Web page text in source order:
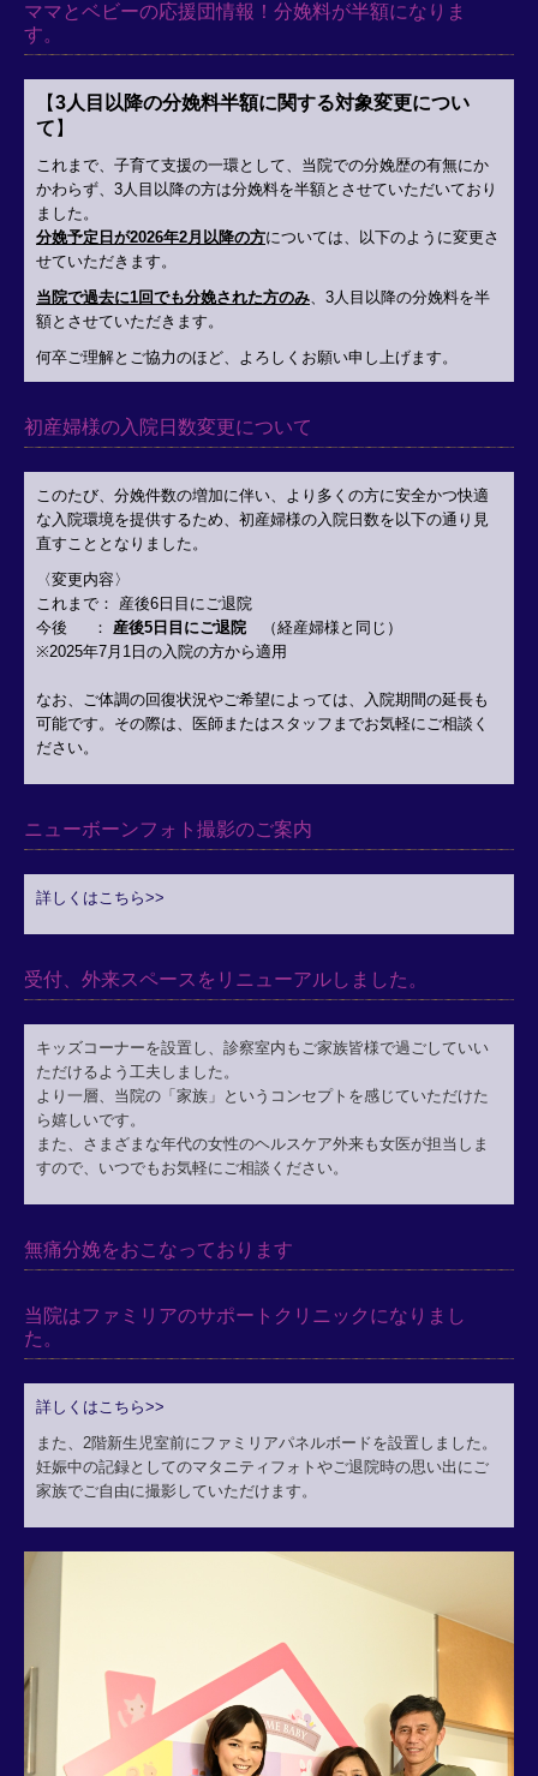
ママとベビーの応援団情報！分娩料が半額になりま
す。
【3人 目以降の分娩料半額に関する対象変更につい
て 】
これまで、 子育て支援の一環として、 当院での分娩歴の有無にか
かわらず、 3人目以降の方は分娩料を半額とさせていただいており
ました。
分娩予定日が2026年2月以降の方については、
以下のように変更さ
せていただきます。
当院で過去に1回でも分娩された方のみ、 3人目以降の分娩料を半
額とさせていただきます。
何卒ご理解とご協力のほど、よろしくお願い申し上げます。
初産婦様の入院日数変更について
このたび、分娩件数の増加に伴い、より多くの方に安全かつ快適
な入院環境を提供するため、初産婦様の入院日数を以下の通り見
直すこととなりました。
〈変更内容〉
これまで： 産後6 日目にご退院
今後 ： 産後5 日目にご退院
（経産婦様と同じ）
※2025年7月 1 日の入院の方から適用
なお、ご体調の回復状況やご希望によっては、入院期間の延長も
可能です。その際は、医師またはスタッフまでお気軽にご相談く
ださい。
ニューボーンフォト撮影のご案内
詳しくはこちら>>
受付、外来スペースをリニューアルしました。
キッズコーナーを設置し、診察室内もご家族皆様で過ごしていい
ただけるよう工夫しました。
より一層、当院の「家族」というコンセプトを感じていただけた
ら嬉しいです。
また、さまざまな年代の女性のヘルスケア外来も女医が担当しま
すので、いつでもお気軽にご相談ください。
無痛分娩をおこなっております
当院はファミリアのサポートクリニックになりまし
た。
詳しくはこちら>>
また、2階新生児室前にファミリアパネルボードを設置しました。
妊娠中の記録としてのマタニティフォトやご退院時の思い出にご
家族でご自由に撮影していただけます。